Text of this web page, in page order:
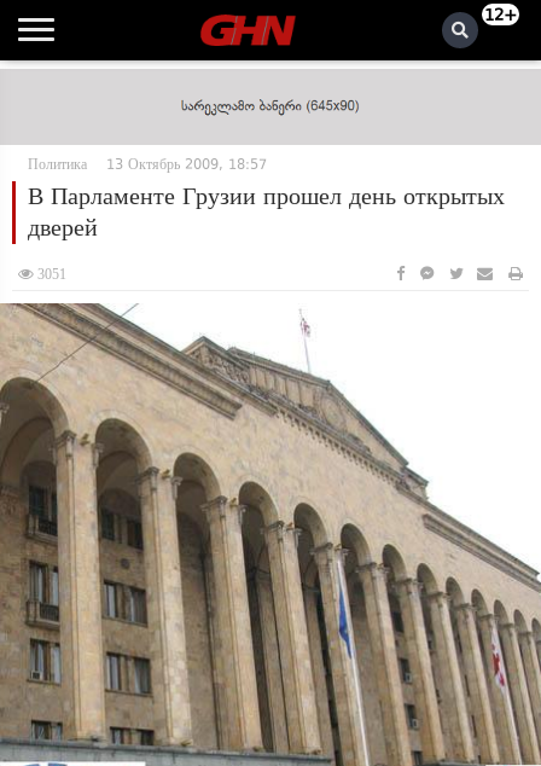
12+
Политика 13 Октябрь 2009, 18:57
В Парламенте Грузии прошел день открытых
дверей
3051